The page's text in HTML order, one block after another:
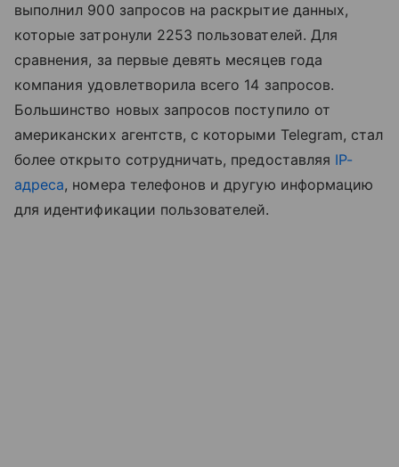
выполнил 900 запросов на раскрытие данных,
которые затронули 2253 пользователей. Для
сравнения, за первые девять месяцев года
компания удовлетворила всего 14 запросов.
Большинство новых запросов поступило от
американских агентств, с которыми Telegram, стал
более открыто сотрудничать, предоставляя IP-
адреса, номера телефонов и другую информацию
для идентификации пользователей.